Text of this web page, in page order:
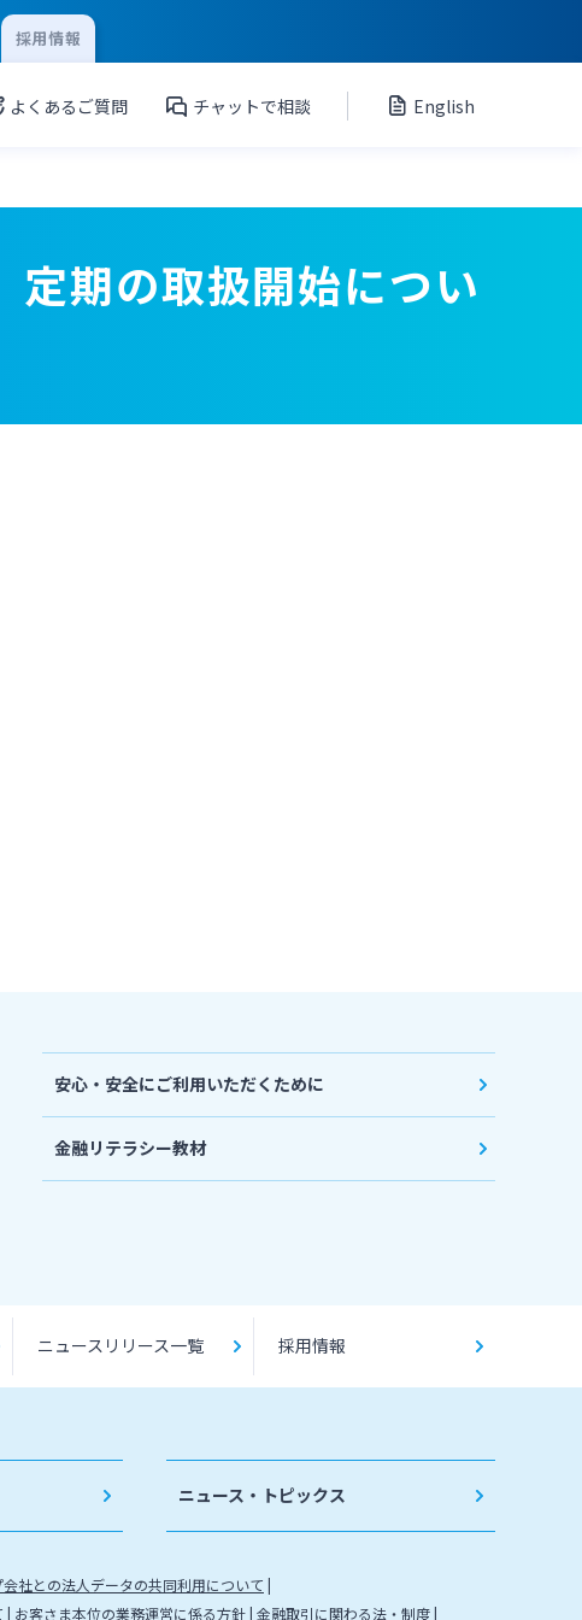
採用情報
よくあるご質問 チャットで相談 English
期の取扱開始につい
安心・安全にご利用いただくために
金融リテラシー教材
ニュースリリース一覧 採用情報
ニュース・トピックス
会社との法人データの共同利用について
お客さま本位の業務運営に係る方針 金融取引に関わる法・制度